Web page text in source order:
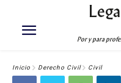
Por y para
Inicio Derecho Civil Civil